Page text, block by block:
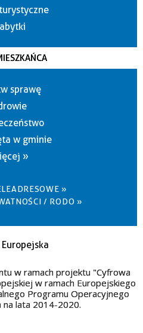
sprawę
w gminie
»
»
/ RODO »
w ramach projektu "Cyfrowa
w ramach Europejskiego
Programu Operacyjnego
na lata 2014-2020.